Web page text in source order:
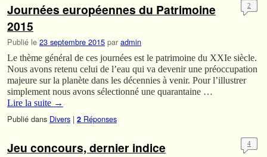
Journées européennes du Patrimoine
2015
Publié le 23 septembre 2015 par admin
2
Le thème général de ces journées est le patrimoine du XXIe siècle.
Nous avons retenu celui de l’eau qui va devenir une préoccupation
majeure sur la planète dans les décennies à venir. Pour l’illustrer
simplement nous avons sélectionné une quarantaine …
Lire la suite →
Publié dans Divers | 2 Réponses
Jeu concours, dernier indice 4